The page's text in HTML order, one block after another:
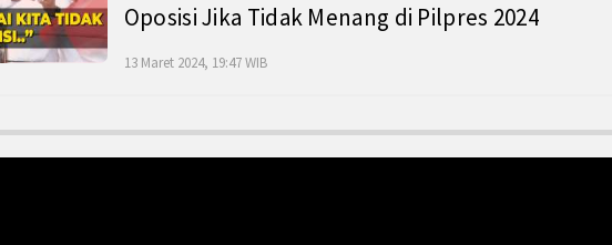
Oposisi Jika Tidak Menang di Pilpres 2024
13 Maret 2024, 19:47 WIB